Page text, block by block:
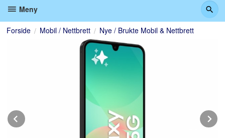
Meny
Forside Mobil / Nettbrett Nye / Brukte Mobil & Nettbrett
Prev